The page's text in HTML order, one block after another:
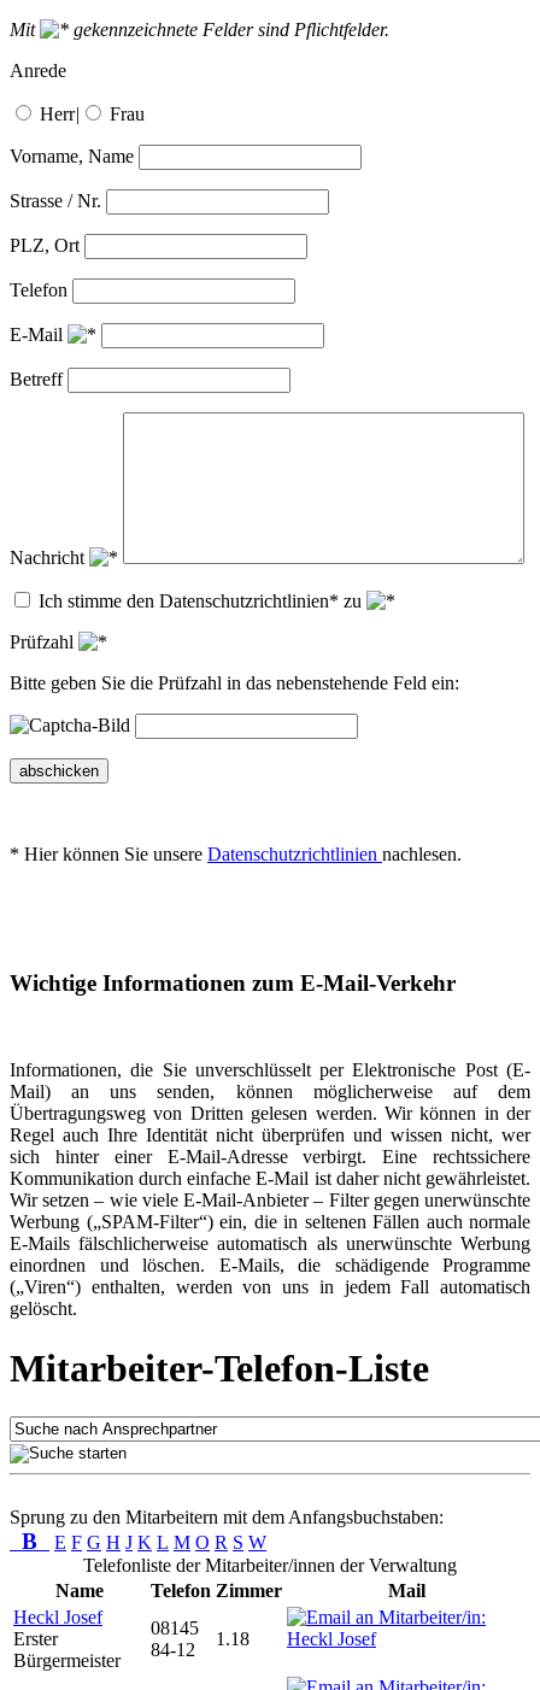
Mit
gekennzeichnete Felder sind Pflichtfelder.
Anrede
Herr| Frau
Vorname, Name
Strasse / Nr.
PLZ, Ort
Telefon
E-Mail
Betreff
Nachricht
Ich stimme den Datenschutzrichtlinien* zu
Prüfzahl
Bitte geben Sie die Prüfzahl in das nebenstehende Feld ein:
abschicken
* Hier können Sie unsere Datenschutzrichtlinien nachlesen.
Wichtige Informationen zum E-Mail-Verkehr
Informationen, die Sie unverschlüsselt per Elektronische Post (E-
Mail) an uns senden, können möglicherweise auf dem
Übertragungsweg von Dritten gelesen werden. Wir können in der
Regel auch Ihre Identität nicht überprüfen und wissen nicht, wer
sich hinter einer E-Mail-Adresse verbirgt. Eine rechtssichere
Kommunikation durch einfache E-Mail ist daher nicht gewährleistet.
Wir setzen – wie viele E-Mail-Anbieter – Filter gegen unerwünschte
Werbung („SPAM-Filter“) ein, die in seltenen Fällen auch normale
E-Mails fälschlicherweise automatisch als unerwünschte Werbung
einordnen und löschen. E-Mails, die schädigende Programme
(„Viren“) enthalten, werden von uns in jedem Fall automatisch
gelöscht.
Mitarbeiter-Telefon-Liste
Sprung zu den Mitarbeitern mit dem Anfangsbuchstaben:
B E F G H J K L M O R S W
Telefonliste der Mitarbeiter/innen der Verwaltung
Name
Telefon Zimmer
Mail
Heckl Josef
Erster
Bürgermeister
08145
84-12
1.18